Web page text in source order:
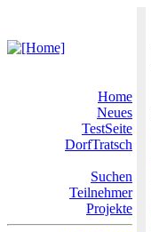
Home
Neues
TestSeite
DorfTratsch
Suchen
Teilnehmer
Projekte